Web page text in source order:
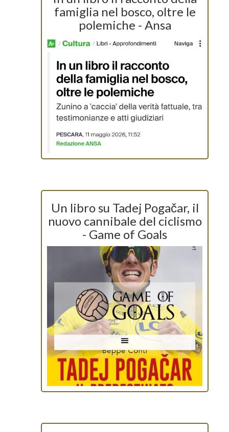
famiglia nel bosco, oltre le
polemiche - Ansa
Un libro su Tadej Pogačar, il
nuovo cannibale del ciclismo
- Game of Goals